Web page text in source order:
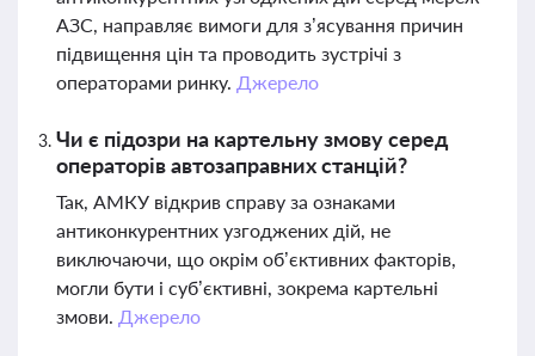
АЗС, направляє вимоги для з’ясування причин
підвищення цін та проводить зустрічі з
операторами ринку. Джерело
Чи є підозри на картельну змову серед
операторів автозаправних станцій?
Так, АМКУ відкрив справу за ознаками
антиконкурентних узгоджених дій, не
виключаючи, що окрім об’єктивних факторів,
могли бути і суб’єктивні, зокрема картельні
змови. Джерело